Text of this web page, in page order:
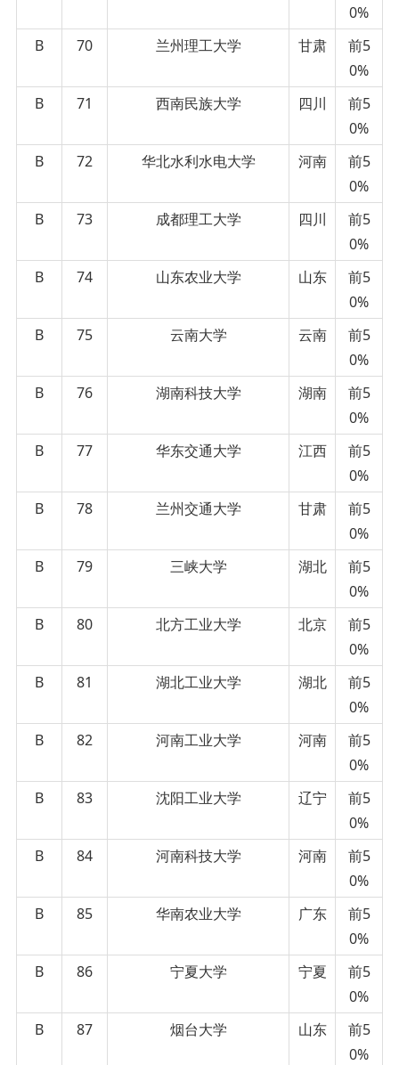
0%
B
70 兰州理工大学 甘肃
前5
0%
B
71 西南民族大学 四川
前5
0%
B
72 华北水利水电大学 河南
前5
0%
B
73 成都理工大学 四川
前5
0%
B
74 山东农业大学 山东
前5
0%
B
75 云南大学 云南
前5
0%
B
76 湖南科技大学 湖南
前5
0%
B
77 华东交通大学 江西
前5
0%
B
78 兰州交通大学 甘肃
前5
0%
B
79 三峡大学 湖北
前5
0%
B
80 北方工业大学 北京
前5
0%
B
81 湖北工业大学 湖北
前5
0%
B
82 河南工业大学 河南
前5
0%
B
83 沈阳工业大学 辽宁
前5
0%
B
84 河南科技大学 河南
前5
0%
B
85 华南农业大学 广东
前5
0%
B
86 宁夏大学 宁夏
前5
0%
B
87 烟台大学 山东
前5
0%